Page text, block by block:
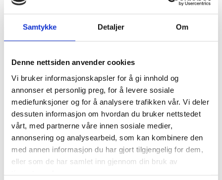
Samtykke Detaljer Om
Denne nettsiden anvender cookies
Vi bruker informasjonskapsler for å gi innhold og
annonser et personlig preg, for å levere sosiale
mediefunksjoner og for å analysere trafikken vår. Vi deler
dessuten informasjon om hvordan du bruker nettstedet
vårt, med partnerne våre innen sosiale medier,
annonsering og analysearbeid, som kan kombinere den
med annen informasjon du har gjort tilgjengelig for dem,
eller som de har samlet inn gjennom din bruk av